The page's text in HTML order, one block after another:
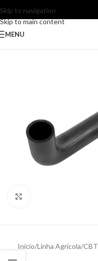
Skip to navigation
Skip to main content
MENU
Início/Linha Agrícola/CBT